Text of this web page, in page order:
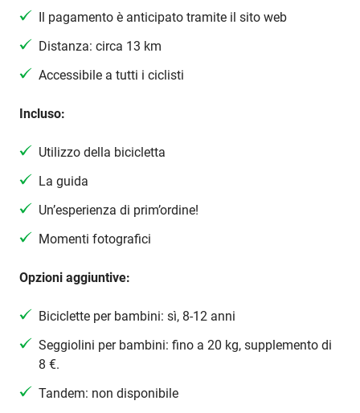
Il pagamento è anticipato tramite il sito web
Distanza: circa 13 km
Accessibile a tutti i ciclisti
Incluso:
Utilizzo della bicicletta
La guida
Un’esperienza di prim’ordine!
Momenti fotografici
Opzioni aggiuntive:
Biciclette per bambini: sì, 8-12 anni
Seggiolini per bambini: fino a 20 kg, supplemento di
8 €.
Tandem: non disponibile